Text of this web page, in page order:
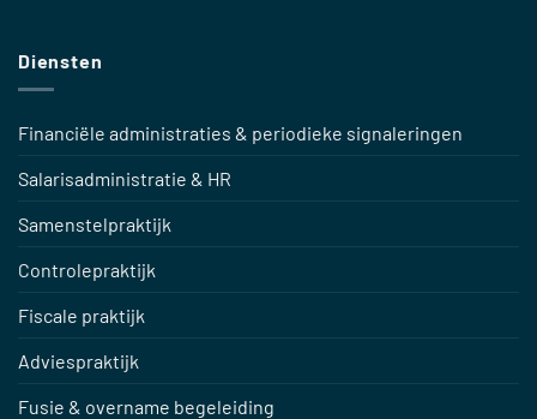
Diensten
Financiële administraties & periodieke signaleringen
Salarisadministratie & HR
Samenstelpraktijk
Controlepraktijk
Fiscale praktijk
Adviespraktijk
Fusie & overname begeleiding